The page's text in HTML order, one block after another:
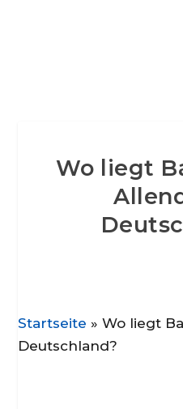
Wo liegt
Startseite »Wo liegt
Deutschland?